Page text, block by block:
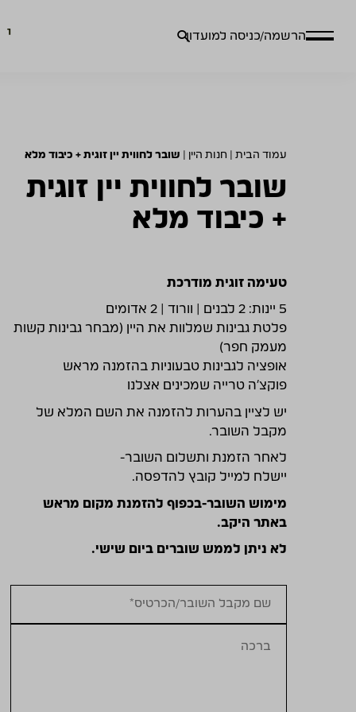
הרשמה/כניסה למועדוןחיפוש
עבור:
עמוד הבית חנות היין שובר לחווית יין זוגית + כיבוד מלא
שובר לחווית יין זוגית
+ כיבוד מלא
טעימה זוגית מודרכת
5 יינות: 2 לבנים | וורוד | 2 אדומים
פלטת גבינות שמלוות את היין (מבחר גבינות קשות
מעמק חפר)
אופציה לגבינות טבעוניות בהזמנה מראש
פוקצ'ה טרייה שמכינים אצלנו
יש לציין בהערות להזמנה את השם המלא של
מקבל השובר.
לאחר הזמנת ותשלום השובר-
יישלח למייל קובץ להדפסה.
מימוש השובר-בכפוף להזמנת מקום מראש
באתר היקב.
לא ניתן לממש שוברים ביום שישי.